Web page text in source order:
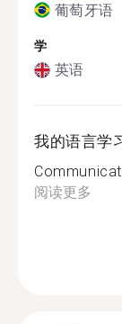
葡萄牙语
学
英语
我的语言学
阅读更多